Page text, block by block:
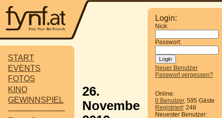
START
EVENTS
FOTOS
KINO
GEWINNSPIEL
-----------------------
Login:
Nick:
Passwort:
Neuer Benutzer
Passwort vergessen?
Online:
0 Benutzer, 595 Gäste
Registriert: 248
Neuester Benutzer:
26.
November